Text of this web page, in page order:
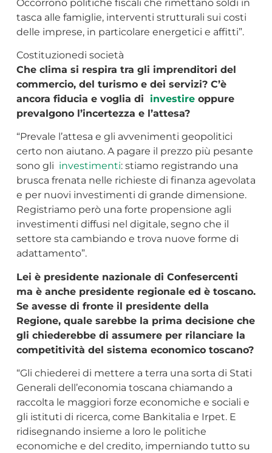
Occorrono politiche fiscali che rimettano soldi in
tasca alle famiglie, interventi strutturali sui costi
delle imprese, in particolare energetici e affitti”.
Costituzionedi società
Che clima si respira tra gli imprenditori del
commercio, del turismo e dei servizi? C’è
ancora fiducia e voglia di investireoppure
prevalgono l’incertezza e l’attesa?
“Prevale l’attesa e gli avvenimenti geopolitici
certo non aiutano. A pagare il prezzo più pesante
sono gli investimenti: stiamo registrando una
brusca frenata nelle richieste di finanza agevolata
e per nuovi investimenti di grande dimensione.
Registriamo però una forte propensione agli
investimenti diffusi nel digitale, segno che il
settore sta cambiando e trova nuove forme di
adattamento”.
Lei è presidente nazionale di Confesercenti
ma è anche presidente regionale ed è toscano.
Se avesse di fronte il presidente della
Regione, quale sarebbe la prima decisione che
gli chiederebbe di assumere per rilanciare la
competitività del sistema economico toscano?
“Gli chiederei di mettere a terra una sorta di Stati
Generali dell’economia toscana chiamando a
raccolta le maggiori forze economiche e sociali e
gli istituti di ricerca, come Bankitalia e Irpet. E
ridisegnando insieme a loro le politiche
economiche e del credito, imperniando tutto su